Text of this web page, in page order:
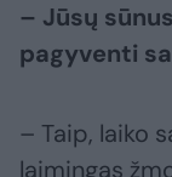
– Jūsų
pagyventi
– Taip, laiko
laimingas